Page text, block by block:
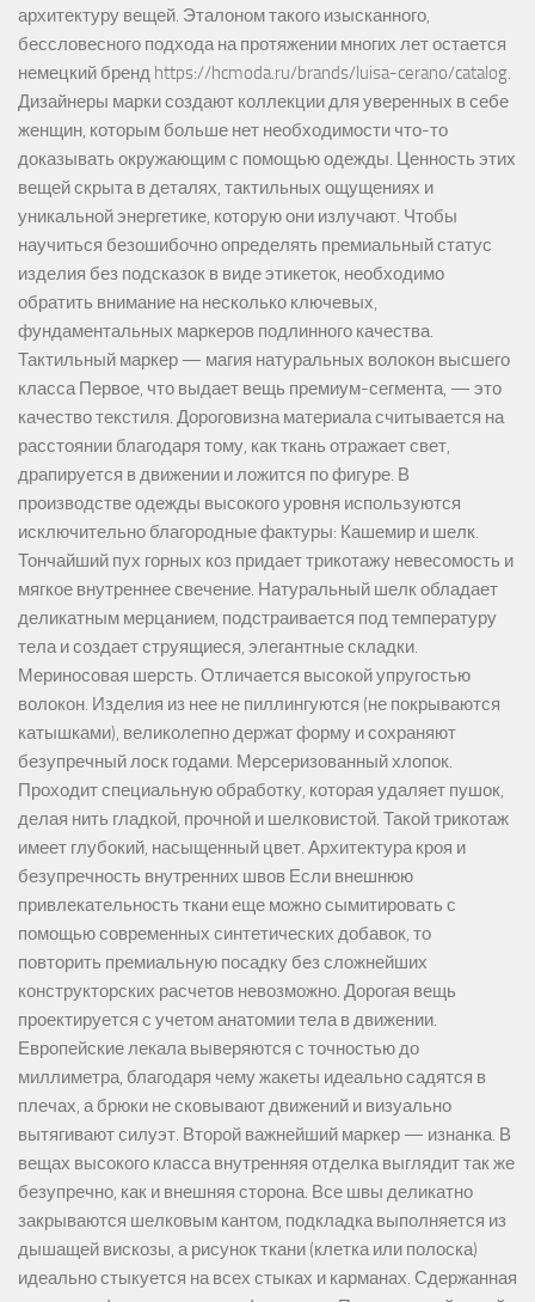
архитектуру вещей. Эталоном такого изысканного,
бессловесного подхода на протяжении многих лет остается
немецкий бренд https://hcmoda.ru/brands/luisa-cerano/catalog.
Дизайнеры марки создают коллекции для уверенных в себе
женщин, которым больше нет необходимости что-то
доказывать окружающим с помощью одежды. Ценность этих
вещей скрыта в деталях, тактильных ощущениях и
уникальной энергетике, которую они излучают. Чтобы
научиться безошибочно определять премиальный статус
изделия без подсказок в виде этикеток, необходимо
обратить внимание на несколько ключевых,
фундаментальных маркеров подлинного качества.
Тактильный маркер — магия натуральных волокон высшего
класса Первое, что выдает вещь премиум-сегмента, — это
качество текстиля. Дороговизна материала считывается на
расстоянии благодаря тому, как ткань отражает свет,
драпируется в движении и ложится по фигуре. В
производстве одежды высокого уровня используются
исключительно благородные фактуры: Кашемир и шелк.
Тончайший пух горных коз придает трикотажу невесомость и
мягкое внутреннее свечение. Натуральный шелк обладает
деликатным мерцанием, подстраивается под температуру
тела и создает струящиеся, элегантные складки.
Мериносовая шерсть. Отличается высокой упругостью
волокон. Изделия из нее не пиллингуются (не покрываются
катышками), великолепно держат форму и сохраняют
безупречный лоск годами. Мерсеризованный хлопок.
Проходит специальную обработку, которая удаляет пушок,
делая нить гладкой, прочной и шелковистой. Такой трикотаж
имеет глубокий, насыщенный цвет. Архитектура кроя и
безупречность внутренних швов Если внешнюю
привлекательность ткани еще можно сымитировать с
помощью современных синтетических добавок, то
повторить премиальную посадку без сложнейших
конструкторских расчетов невозможно. Дорогая вещь
проектируется с учетом анатомии тела в движении.
Европейские лекала выверяются с точностью до
миллиметра, благодаря чему жакеты идеально садятся в
плечах, а брюки не сковывают движений и визуально
вытягивают силуэт. Второй важнейший маркер — изнанка. В
вещах высокого класса внутренняя отделка выглядит так же
безупречно, как и внешняя сторона. Все швы деликатно
закрываются шелковым кантом, подкладка выполняется из
дышащей вискозы, а рисунок ткани (клетка или полоска)
идеально стыкуется на всех стыках и карманах. Сдержанная